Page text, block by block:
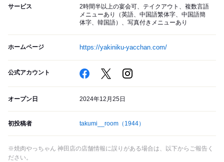
サービス
2時間半以上の宴会可、テイクアウト、複数言語
メニューあり（英語、中国語繁体字、中国語簡
体字、韓国語）、写真付きメニューあり
ホームページ https://yakiniku-yacchan.com/
公式アカウント
オープン日 2024年12月25日
初投稿者 takumi__room （1944）
※焼肉やっちゃん 神田店の店舗情報に誤りがある場合は、以下からご報告く
ださい。